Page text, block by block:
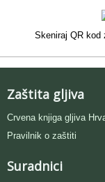
Skeniraj QR kod
Zaštita gljiva
Crvena knjiga gljiva
Pravilnik o zaštiti
Suradnici